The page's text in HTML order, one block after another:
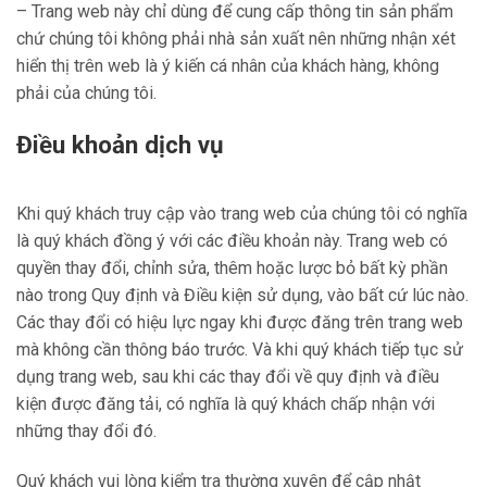
– Trang web này chỉ dùng để cung cấp thông tin sản phẩm
chứ chúng tôi không phải nhà sản xuất nên những nhận xét
hiển thị trên web là ý kiến cá nhân của khách hàng, không
phải của chúng tôi.
Điều khoản dịch vụ
Khi quý khách truy cập vào trang web của chúng tôi có nghĩa
là quý khách đồng ý với các điều khoản này. Trang web có
quyền thay đổi, chỉnh sửa, thêm hoặc lược bỏ bất kỳ phần
nào trong Quy định và Điều kiện sử dụng, vào bất cứ lúc nào.
Các thay đổi có hiệu lực ngay khi được đăng trên trang web
mà không cần thông báo trước. Và khi quý khách tiếp tục sử
dụng trang web, sau khi các thay đổi về quy định và điều
kiện được đăng tải, có nghĩa là quý khách chấp nhận với
những thay đổi đó.
Quý khách vui lòng kiểm tra thường xuyên để cập nhật